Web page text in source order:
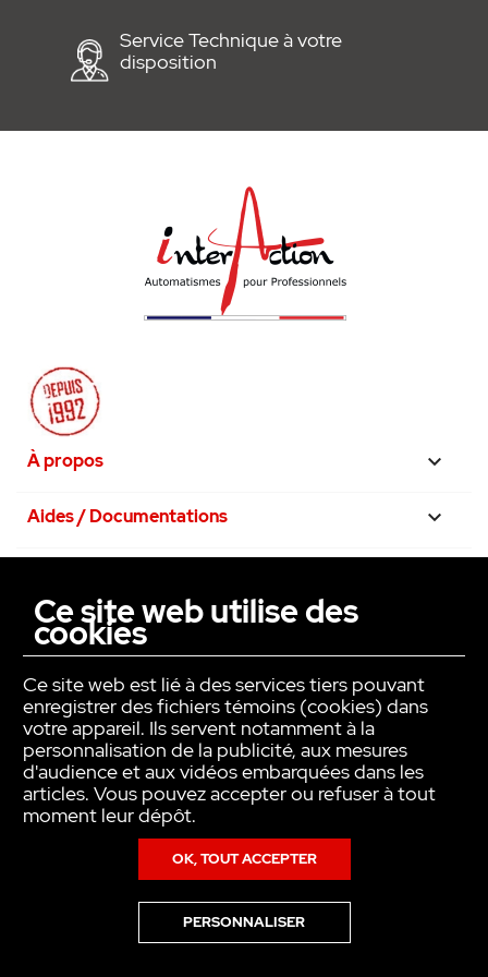
Service Technique à votre
disposition
À propos 
Aides / Documentations 
La confiance avant tout
Ce site web utilise des
cookies
Ce site web est lié à des services tiers pouvant
enregistrer des fichiers témoins (cookies) dans
votre appareil. Ils servent notamment à la
personnalisation de la publicité, aux mesures
d'audience et aux vidéos embarquées dans les
articles. Vous pouvez accepter ou refuser à tout
moment leur dépôt.
OK, TOUT ACCEPTER
PERSONNALISER
Pour en savoir plus sur notre politique en matière de cookies,consultez